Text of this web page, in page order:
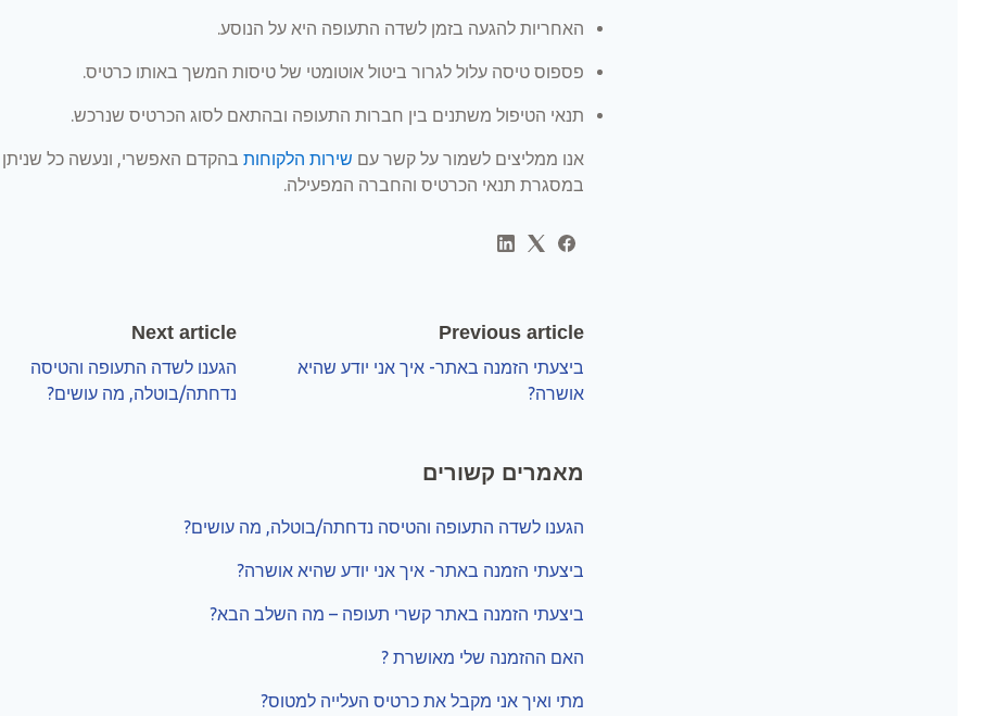
האחריות להגעה בזמן לשדה התעופה היא על הנוסע.
פספוס טיסה עלול לגרור ביטול אוטומטי של טיסות המשך באותו כרטיס.
תנאי הטיפול משתנים בין חברות התעופה ובהתאם לסוג הכרטיס שנרכש.
אנו ממליצים לשמור על קשר עם שירות הלקוחות בהקדם האפשרי, ונעשה כל שניתן
במסגרת תנאי הכרטיס והחברה המפעילה.
Previous article
ביצעתי הזמנה באתר- איך אני יודע שהיא
אושרה?
Next article
הגענו לשדה התעופה והטיסה
נדחתה/בוטלה, מה עושים?
מאמרים קשורים
הגענו לשדה התעופה והטיסה נדחתה/בוטלה, מה עושים?
ביצעתי הזמנה באתר- איך אני יודע שהיא אושרה?
ביצעתי הזמנה באתר קשרי תעופה – מה השלב הבא?
האם ההזמנה שלי מאושרת ?
מתי ואיך אני מקבל את כרטיס העלייה למטוס?